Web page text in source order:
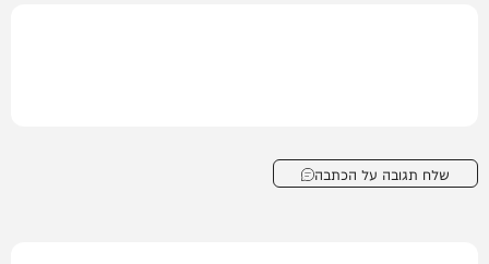
שלח תגובה על הכתבה